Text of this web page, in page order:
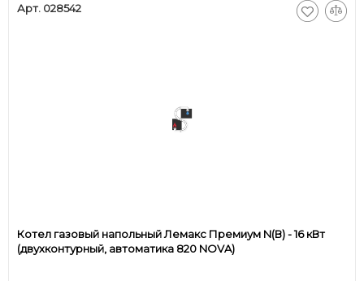
Арт. 028542
Котел газовый напольный Лемакс Премиум N(В) - 16 кВт
(двухконтурный, автоматика 820 NOVA)